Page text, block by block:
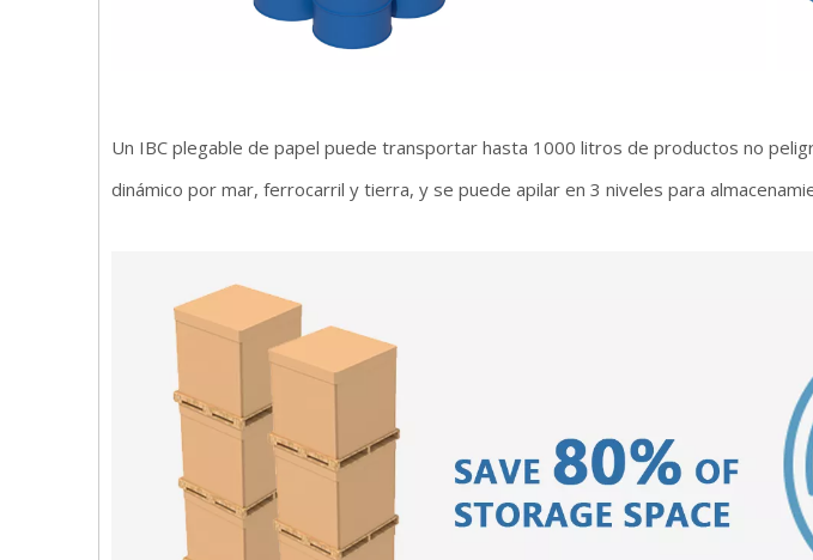
Un IBC plegable de papel puede transportar hasta 1000 litros de productos no
dinámico por mar, ferrocarril y tierra, y se puede apilar en 3 niveles para